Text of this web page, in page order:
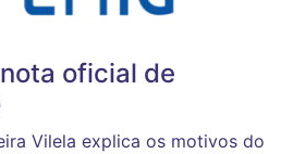
oficial de
Vilela explica os motivos do